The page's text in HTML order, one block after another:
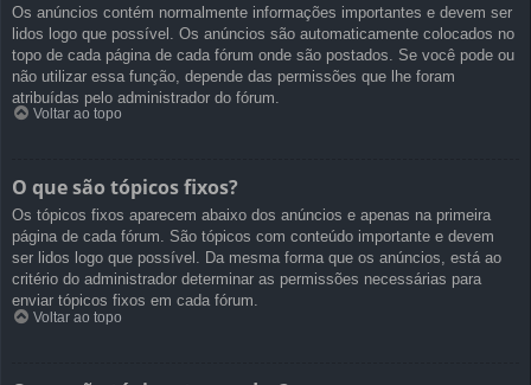
Os anúncios contém normalmente informações importantes e devem ser
lidos logo que possível. Os anúncios são automaticamente colocados no
topo de cada página de cada fórum onde são postados. Se você pode ou
não utilizar essa função, depende das permissões que lhe foram
atribuídas pelo administrador do fórum.
Voltar ao topo
O que são tópicos fixos?
Os tópicos fixos aparecem abaixo dos anúncios e apenas na primeira
página de cada fórum. São tópicos com conteúdo importante e devem
ser lidos logo que possível. Da mesma forma que os anúncios, está ao
critério do administrador determinar as permissões necessárias para
enviar tópicos fixos em cada fórum.
Voltar ao topo